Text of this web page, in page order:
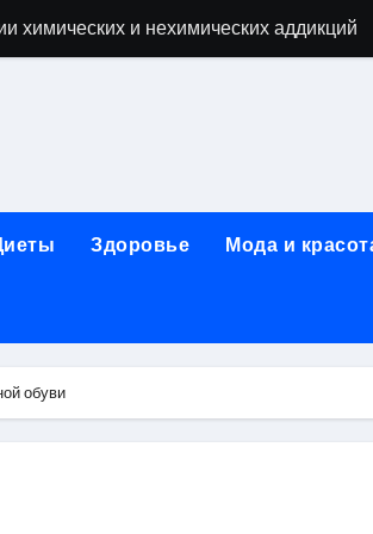
химических и нехимических аддикций
12 шагов, психотерапия,
под ключ
крыла одного полёта
Здоровье Мода и
обуви